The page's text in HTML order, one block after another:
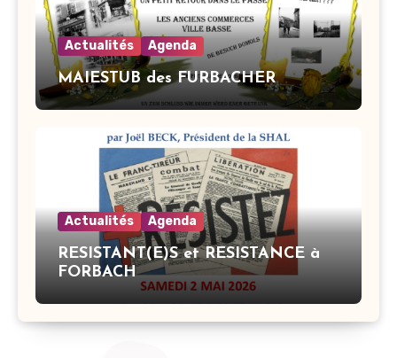
Actualités Agenda
MAIESTUB des FURBACHER
Actualités Agenda
RESISTANT(E)S et RESISTANCE à
FORBACH